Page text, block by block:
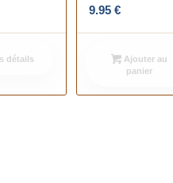
détails
9.95€
Ajouter au
panier